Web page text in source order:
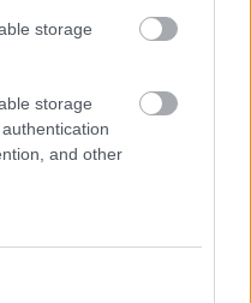
storage
storage
and other